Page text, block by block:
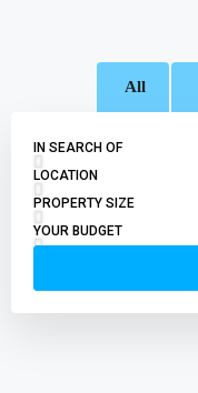
All
IN SEARCH OF
LOCATION
PROPERTY SIZE
YOUR BUDGET